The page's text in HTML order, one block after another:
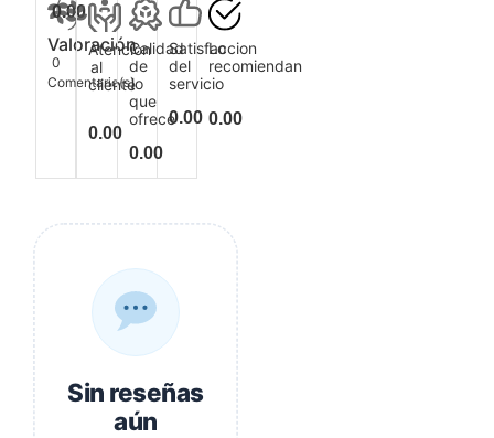
0.00
Valoración
0
Comentario(s)
Atencion
al
cliente
0.00
Calidad
de
lo
que
ofrece
0.00
Satisfaccion
del
servicio
0.00
Lo
recomiendan
0.00
Sin reseñas
aún